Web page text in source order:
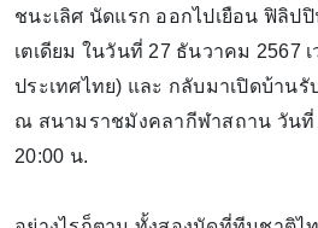
ชนะเลิศ นัดแรก ออกไปเยือน ฟิลิป
เตเดียม ในวันที่ 27 ธันวาคม 2567
ประเทศไทย) และ กลับมาเปิดบ้าน
ณ สนามราชมังคลากีฬาสถาน วันที่
20:00 น.